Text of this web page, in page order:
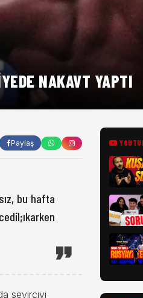
NAKAVT YAPTI
Paylaş
bu hafta
seyirciyi